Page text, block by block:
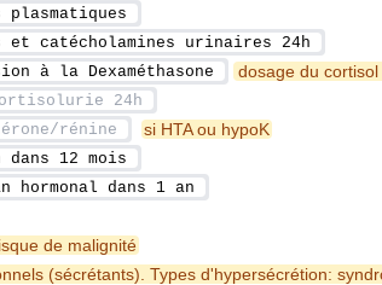
dosage du
si HTA ou hypoK
de malignité
(sécrétants). Types d'hypersécrétion: